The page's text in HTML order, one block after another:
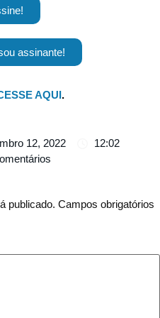
assinante!
AQUI.
12, 2022
12:02
publicado. Campos obrigatórios